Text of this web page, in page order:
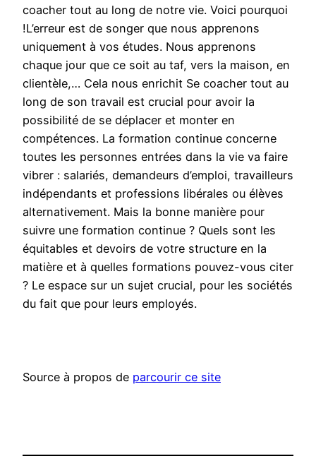
coacher tout au long de notre vie. Voici pourquoi
!L’erreur est de songer que nous apprenons
uniquement à vos études. Nous apprenons
chaque jour que ce soit au taf, vers la maison, en
clientèle,… Cela nous enrichit Se coacher tout au
long de son travail est crucial pour avoir la
possibilité de se déplacer et monter en
compétences. La formation continue concerne
toutes les personnes entrées dans la vie va faire
vibrer : salariés, demandeurs d’emploi, travailleurs
indépendants et professions libérales ou élèves
alternativement. Mais la bonne manière pour
suivre une formation continue ? Quels sont les
équitables et devoirs de votre structure en la
matière et à quelles formations pouvez-vous citer
? Le espace sur un sujet crucial, pour les sociétés
du fait que pour leurs employés.
Source à propos de parcourir ce site